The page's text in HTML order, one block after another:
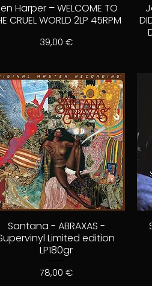
Harper – WELCOME TO
CRUEL WORLD 2LP 45RPM
Prix
39,00 €
Santana - ABRAXAS -
Limited edition
LP180gr
Prix
78,00 €